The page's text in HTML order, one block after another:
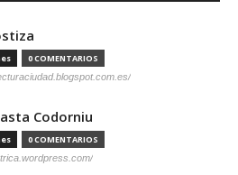
0 COMENTARIOS
Codorniu
0 COMENTARIOS